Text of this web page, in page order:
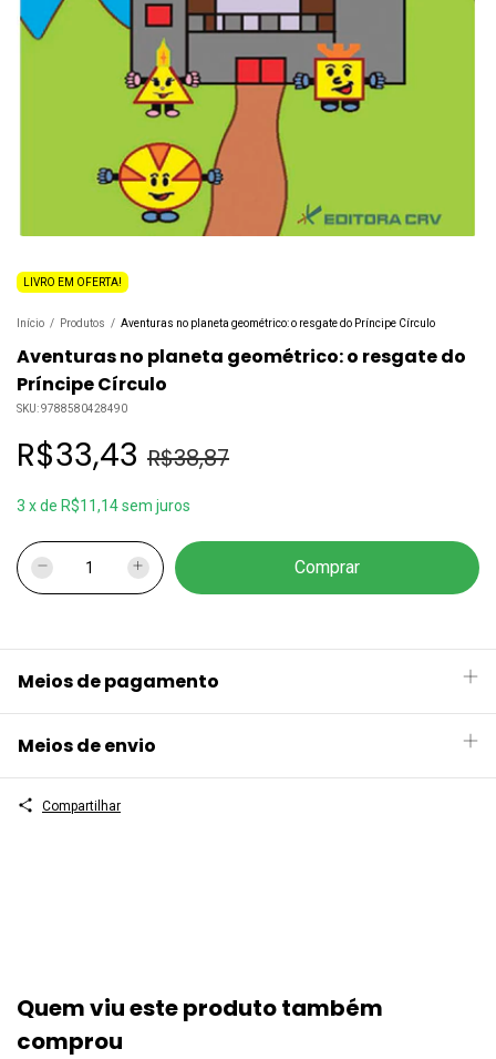
LIVRO EM OFERTA!
Início / Produtos / Aventuras no planeta geométrico: o resgate do Príncipe Círculo
Aventuras no planeta geométrico: o resgate do
Príncipe Círculo
SKU:9788580428490
R$33,43 R$38,87
3 xde R$11,14sem juros
Meios de pagamento
Meios de envio
Compartilhar
Quem viu este produto também
comprou